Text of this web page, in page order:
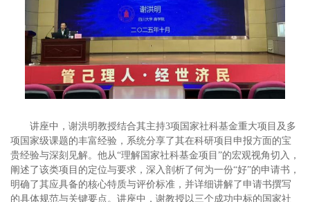
讲座中，谢洪明教授结合其主持3项国家社科基金重大项目及多
项国家级课题的丰富经验，系统分享了其在科研项目申报方面的宝
贵经验与深刻见解。他从“理解国家社科基金项目”的宏观视角切入，
阐述了该类项目的定位与要求，深入剖析了何为一份“好”的申请书，
明确了其应具备的核心特质与评价标准，并详细讲解了申请书撰写
的具体规范与关键要点。讲座中，谢教授以三个成功中标的国家社